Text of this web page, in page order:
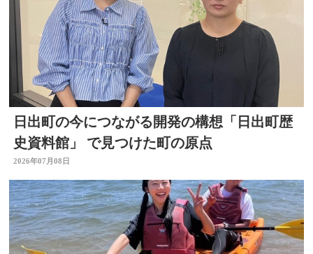
日出町の今につながる開発の構想「日出町歴
史資料館」 で見つけた町の原点
2026年07月08日